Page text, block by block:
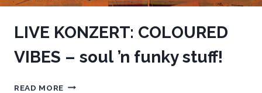
LIVE KONZERT: COLOURED
VIBES – soul ’n funky stuff!
READ MORE LIVE